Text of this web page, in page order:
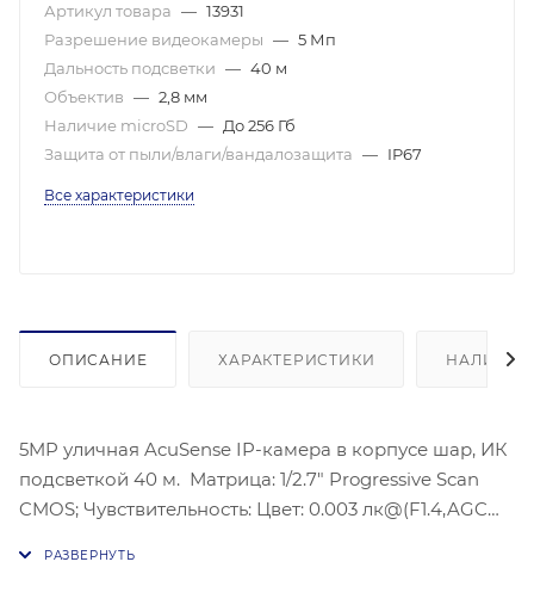
Артикул товара — 13931
Разрешение видеокамеры — 5 Мп
Дальность подсветки — 40 м
Объектив — 2,8 мм
Наличие microSD — До 256 Гб
Защита от пыли/влаги/вандалозащита — IP67
Все характеристики
ОПИСАНИЕ ХАРАКТЕРИСТИКИ НАЛИЧИЕ
5MP уличная AcuSense IP-камера в корпусе шар, ИК
подсветкой 40 м. Матрица: 1/2.7" Progressive Scan
CMOS; Чувствительность: Цвет: 0.003 лк@(F1.4,AGC